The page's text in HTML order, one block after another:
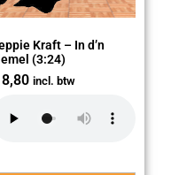
Kraft – In d’n
(3:24)
8,80 incl. btw